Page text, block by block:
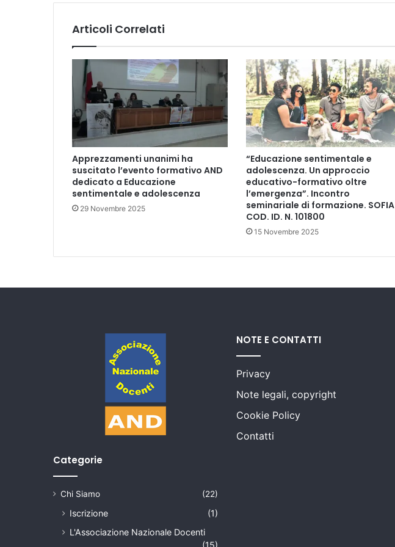
i
o
n
d
I
s
t
i
t
u
t
r
o
l
o
V
e
r
t
i
c
a
l
e
Articoli Correlati
Apprezzamenti unanimi ha
suscitato l’evento formativo AND
dedicato a Educazione
sentimentale e adolescenza
29 Novembre 2025
“Educazione sentimentale e
adolescenza. Un approccio
educativo-formativo oltre
l’emergenza”. Incontro
seminariale di formazione. SOFIA
COD. ID. N. 101800
15 Novembre 2025
Categorie
Chi Siamo (22)
Iscrizione
(1)
L'Associazione Nazionale Docenti
(15)
NOTE E CONTATTI
Privacy
Note legali, copyright
Cookie Policy
Contatti